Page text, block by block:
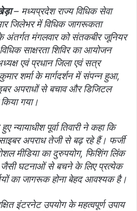
– मध्यप्रदेश राज्य विधिक सेवा
जिलेभर में विधिक जागरूकता
अंतर्गत मंगलवार को संतकबीर जूनियर
साक्षरता शिविर का आयोजन
एवं प्रधान जिला एवं सत्र
शर्मा के मार्गदर्शन में संपन्न हुआ,
अपराधों से बचाव और डिजिटल
गया।
न्यायाधीश पूर्वा तिवारी ने कहा कि
अपराध तेजी से बढ़ रहे हैं। फर्जी
मीडिया का दुरुपयोग, फिशिंग लिंक
जैसी घटनाओं से बचने के लिए प्रत्येक
का जागरूक होना बेहद आवश्यक है।
इंटरनेट उपयोग के महत्वपूर्ण उपाय